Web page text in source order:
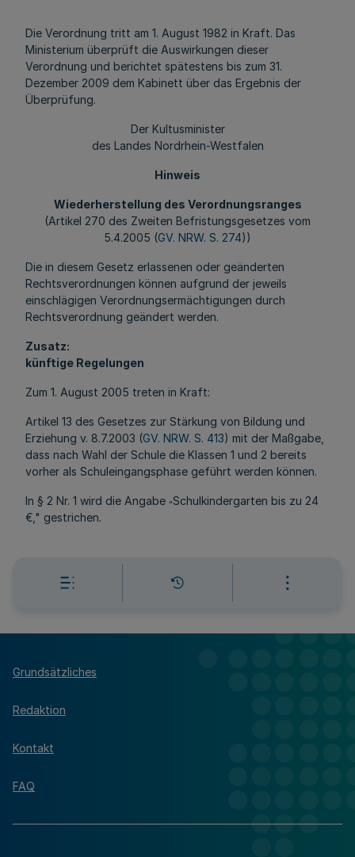
Die Verordnung tritt am 1. August 1982 in Kraft. Das
Ministerium überprüft die Auswirkungen dieser
Verordnung und berichtet spätestens bis zum 31.
Dezember 2009 dem Kabinett über das Ergebnis der
Überprüfung.
Der Kultusminister
des Landes Nordrhein-Westfalen
Hinweis
Wiederherstellung des Verordnungsranges
(Artikel 270 des Zweiten Befristungsgesetzes vom
5.4.2005 (GV. NRW. S. 274))
Die in diesem Gesetz erlassenen oder geänderten
Rechtsverordnungen können aufgrund der jeweils
einschlägigen Verordnungsermächtigungen durch
Rechtsverordnung geändert werden.
Zusatz:
künftige Regelungen
Zum 1. August 2005 treten in Kraft:
Artikel 13 des Gesetzes zur Stärkung von Bildung und
Erziehung v. 8.7.2003 (GV. NRW. S. 413) mit der Maßgabe,
dass nach Wahl der Schule die Klassen 1 und 2 bereits
vorher als Schuleingangsphase geführt werden können.
In § 2 Nr. 1 wird die Angabe "Schulkindergarten bis zu 24
€," gestrichen.
Grundsätzliches
Redaktion
Kontakt
FAQ